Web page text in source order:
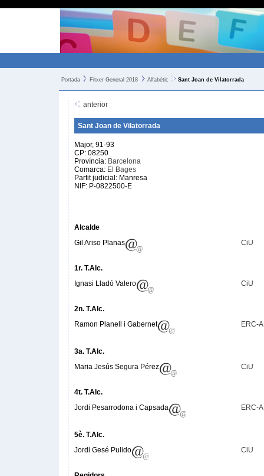
Portada Fitxer General 2018 Alfabètic Sant Joan de Vilatorrada
anterior
Sant Joan de Vilatorrada
Major, 91-93
CP: 08250
Província: Barcelona
Comarca: El Bages
Partit judicial: Manresa
NIF: P-0822500-E
Alcalde
Gil Ariso Planas
CiU
1r. T.Alc.
Ignasi Lladó Valero
CiU
2n. T.Alc.
Ramon Planell i Gabernet
ERC-
3a. T.Alc.
Maria Jesús Segura Pérez
CiU
4t. T.Alc.
Jordi Pesarrodona i Capsada
ERC-
5è. T.Alc.
Jordi Gesé Pulido
CiU